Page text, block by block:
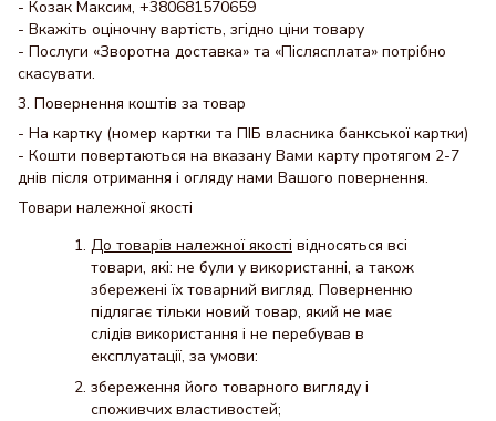
- Козак Максим, +380681570659
- Вкажіть оціночну вартість, згідно ціни товару
- Послуги «Зворотна доставка» та «Післясплата» потрібно
скасувати.
3. Повернення коштів за товар
- На картку (номер картки та ПІБ власника банкської картки)
- Кошти повертаються на вказану Вами карту протягом 2-7
днів після отримання і огляду нами Вашого повернення.
Товари належної якості
До товарів належної якості відносяться всі
товари, які: не були у використанні, а також
збережені їх товарний вигляд. Поверненню
підлягає тільки новий товар, який не має
слідів використання і не перебував в
експлуатації, за умови:
збереження його товарного вигляду і
споживчих властивостей;